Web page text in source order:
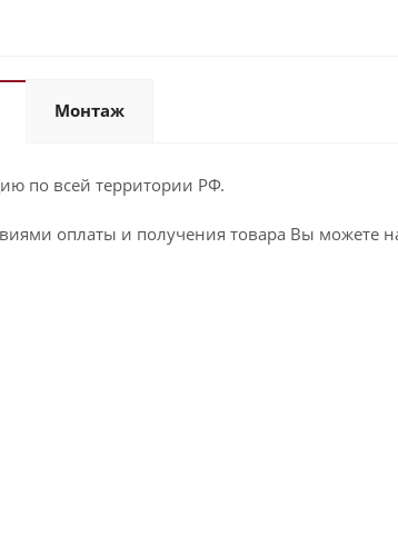
Монтаж
по всей территории РФ.
оплаты и получения товара Вы можете